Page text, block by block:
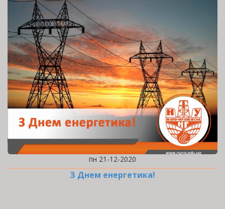
пн 21-12-2020
З Днем енергетика!